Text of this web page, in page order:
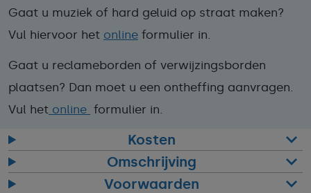
Gaat u muziek of hard geluid op straat maken?
Vul hiervoor het online formulier in.
Gaat u reclameborden of verwijzingsborden
plaatsen? Dan moet u een ontheffing aanvragen.
Vul het online formulier in.
Kosten
Omschrijving
Voorwaarden